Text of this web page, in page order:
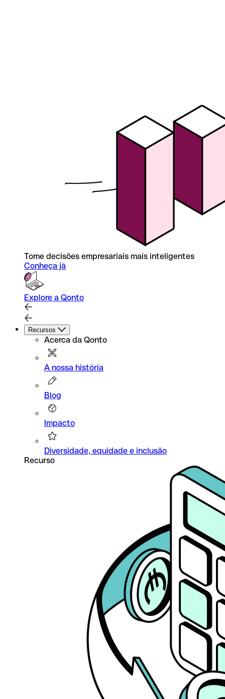
Tome decisões empresariais mais inteligentes
Conheça já
Explore a Qonto
Recursos
Acerca da Qonto
A nossa história
Blog
Impacto
Diversidade, equidade e inclusão
Recurso